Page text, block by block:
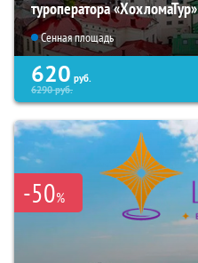
туроператора «ХохломаТур»
Сенная площадь
620 руб.
6290руб.
-50%